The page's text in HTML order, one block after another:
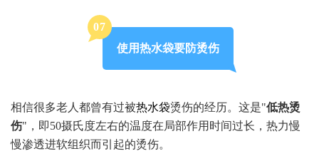
07
使用热水袋要防烫伤
相信很多老人都曾有过被热水袋烫伤的经历。这是"低热烫
伤"，即50摄氏度左右的温度在局部作用时间过长，热力慢
慢渗透进软组织而引起的烫伤。